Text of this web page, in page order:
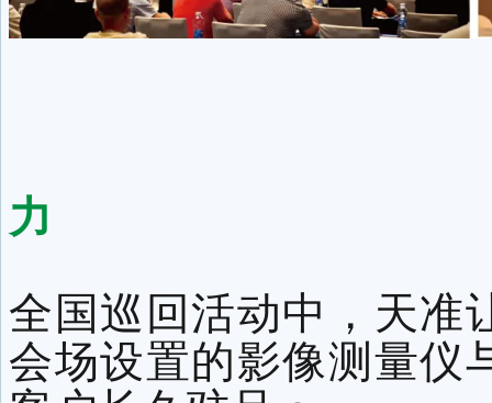
力
全国巡回活动中，天准
会场设置的影像测量仪